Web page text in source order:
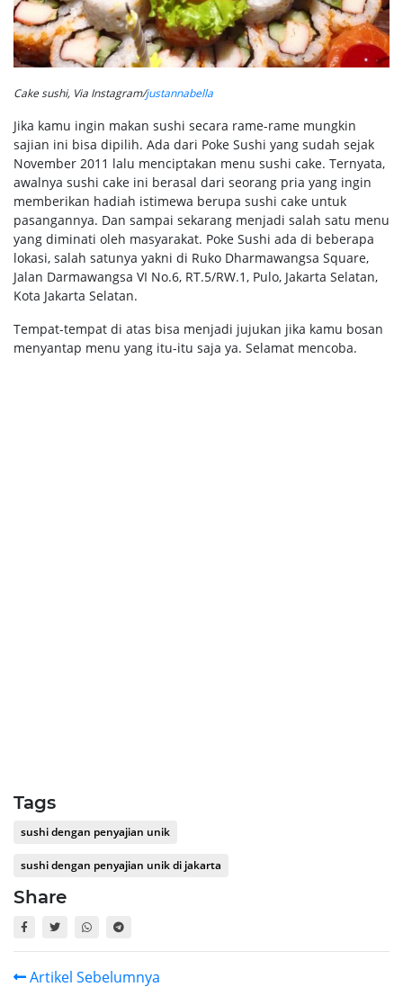
Cake sushi, Via Instagram/justannabella
Jika kamu ingin makan sushi secara rame-rame mungkin
sajian ini bisa dipilih. Ada dari Poke Sushi yang sudah sejak
November 2011 lalu menciptakan menu sushi cake. Ternyata,
awalnya sushi cake ini berasal dari seorang pria yang ingin
memberikan hadiah istimewa berupa sushi cake untuk
pasangannya. Dan sampai sekarang menjadi salah satu menu
yang diminati oleh masyarakat. Poke Sushi ada di beberapa
lokasi, salah satunya yakni di Ruko Dharmawangsa Square,
Jalan Darmawangsa VI No.6, RT.5/RW.1, Pulo, Jakarta Selatan,
Kota Jakarta Selatan.
Tempat-tempat di atas bisa menjadi jujukan jika kamu bosan
menyantap menu yang itu-itu saja ya. Selamat mencoba.
Tags
sushi dengan penyajian unik
sushi dengan penyajian unik di jakarta
Share
Artikel Sebelumnya